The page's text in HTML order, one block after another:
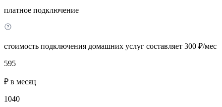
платное подключение
стоимость подключения домашних услуг составляет 300 ₽/мес
595
₽ в месяц
1040